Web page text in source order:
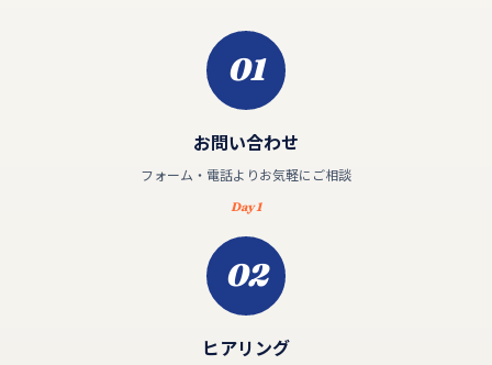
01
お問い合わせ
フォーム・電話よりお気軽にご相談
Day 1
02
ヒアリング